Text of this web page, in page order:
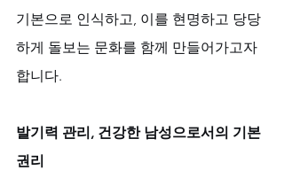
기본으로 인식하고, 이를 현명하고 당당
하게 돌보는 문화를 함께 만들어가고자
합니다.
발기력 관리, 건강한 남성으로서의 기본
권리